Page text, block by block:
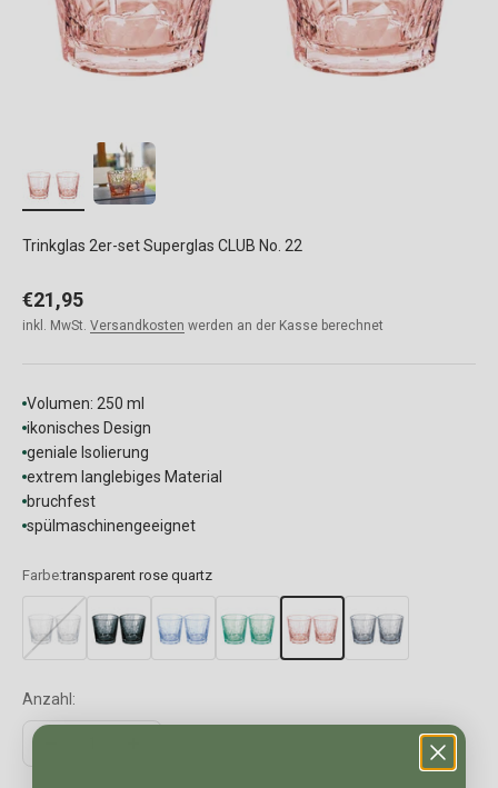
Trinkglas 2er-set Superglas CLUB No. 22
Angebot
€21,95
inkl. MwSt. Versandkosten werden an der Kasse berechnet
Volumen: 250 ml
ikonisches Design
geniale Isolierung
extrem langlebiges Material
bruchfest
spülmaschinengeeignet
Farbe:transparent rose quartz
Anzahl: